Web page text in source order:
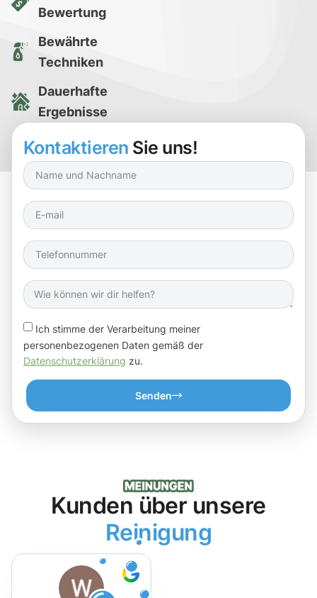
Bewertung
Bewährte
Techniken
Dauerhafte
Ergebnisse
Kostenlose
Reinigungsprobe
Kontaktieren Sie uns!
Ich stimme der Verarbeitung meiner
personenbezogenen Daten gemäß der
Datenschutzerklärung zu.
Senden
Kunden über unsere
Reinigung